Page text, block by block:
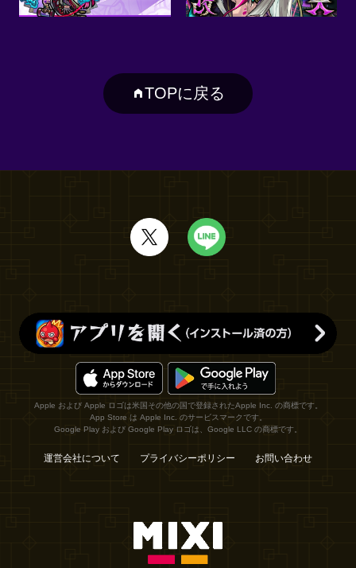
TOPに戻る
Apple および Apple ロゴは米国その他の国で登録されたApple Inc. の商標です。
App Store は Apple Inc. のサービスマークです。
Google Play および Google Play ロゴは、Google LLC の商標です。
運営会社について プライバシーポリシー お問い合わせ